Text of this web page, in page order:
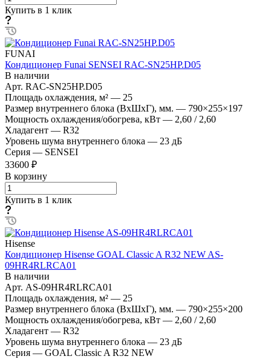
Купить в 1 клик
FUNAI
Кондиционер Funai SENSEI RAC-SN25HP.D05
В наличии
Арт. RAC-SN25HP.D05
Площадь охлаждения, м² — 25
Размер внутреннего блока (ВхШхГ), мм. — 790×255×197
Мощность охлаждения/обогрева, кВт — 2,60 / 2,60
Хладагент — R32
Уровень шума внутреннего блока — 23 дБ
Серия — SENSEI
33600 ₽
В корзину
Купить в 1 клик
Hisense
Кондиционер Hisense GOAL Classic A R32 NEW AS-
09HR4RLRCA01
В наличии
Арт. AS-09HR4RLRCA01
Площадь охлаждения, м² — 25
Размер внутреннего блока (ВхШхГ), мм. — 790×255×200
Мощность охлаждения/обогрева, кВт — 2,60 / 2,60
Хладагент — R32
Уровень шума внутреннего блока — 23 дБ
Серия — GOAL Classic A R32 NEW